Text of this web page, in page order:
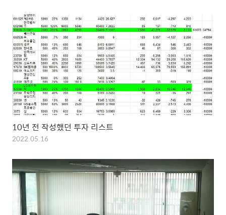
10년 전 작성했던 투자 리스트
2022.05.16